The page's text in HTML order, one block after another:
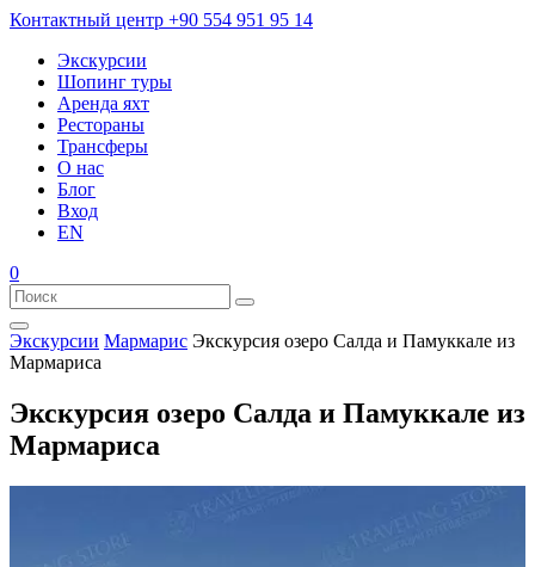
Контактный центр +90 554 951 95 14
Экскурсии
Шопинг туры
Аренда яхт
Рестораны
Трансферы
О нас
Блог
Вход
EN
0
Экскурсии Мармарис Экскурсия озеро Салда и Памуккале из
Мармариса
Экскурсия озеро Салда и Памуккале из
Мармариса